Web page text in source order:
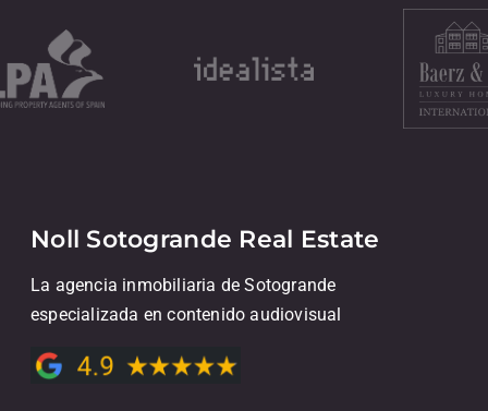
Noll Sotogrande Real Estate
La agencia inmobiliaria de Sotogrande
especializada en contenido audiovisual